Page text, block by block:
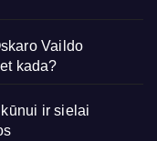
Vaildo
kada?
ir sielai